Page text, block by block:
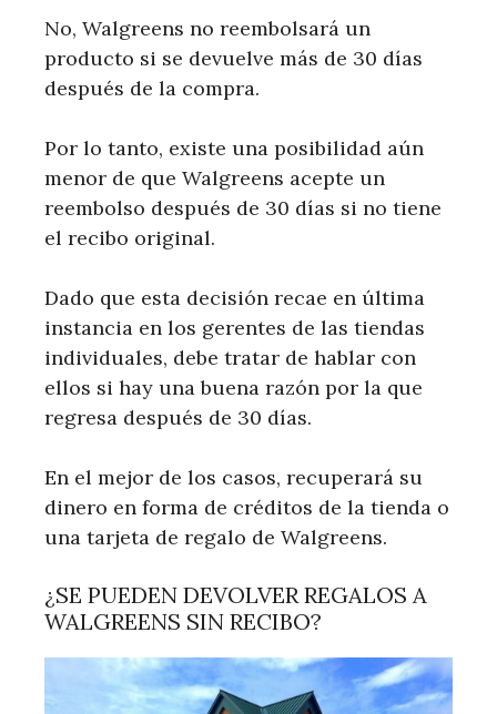
No, Walgreens no reembolsará un
producto si se devuelve más de 30 días
después de la compra.
Por lo tanto, existe una posibilidad aún
menor de que Walgreens acepte un
reembolso después de 30 días si no tiene
el recibo original.
Dado que esta decisión recae en última
instancia en los gerentes de las tiendas
individuales, debe tratar de hablar con
ellos si hay una buena razón por la que
regresa después de 30 días.
En el mejor de los casos, recuperará su
dinero en forma de créditos de la tienda o
una tarjeta de regalo de Walgreens.
¿SE PUEDEN DEVOLVER REGALOS A
WALGREENS SIN RECIBO?